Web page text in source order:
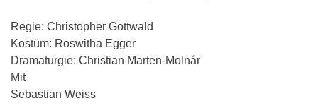
Regie: Christopher Gottwald
Kostüm: Roswitha Egger
Dramaturgie: Christian Marten-Molnár
Mit
Sebastian Weiss